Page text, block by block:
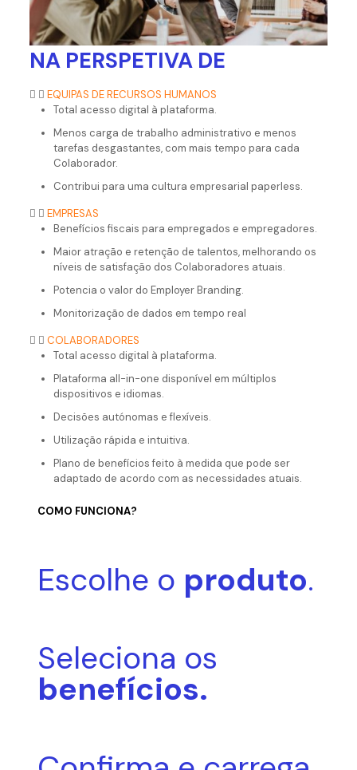
NA PERSPETIVA DE
EQUIPAS DE RECURSOS HUMANOS
Total acesso digital à plataforma.
Menos carga de trabalho administrativo e menos
tarefas desgastantes, com mais tempo para cada
Colaborador.
Contribui para uma cultura empresarial paperless.
EMPRESAS
Benefícios fiscais para empregados e empregadores.
Maior atração e retenção de talentos, melhorando os
níveis de satisfação dos Colaboradores atuais.
Potencia o valor do Employer Branding.
Monitorização de dados em tempo real
COLABORADORES
Total acesso digital à plataforma.
Plataforma all-in-one disponível em múltiplos
dispositivos e idiomas.
Decisões autónomas e flexíveis.
Utilização rápida e intuitiva.
Plano de benefícios feito à medida que pode ser
adaptado de acordo com as necessidades atuais.
COMO FUNCIONA?
Escolhe o produto.
Seleciona os
benefícios.